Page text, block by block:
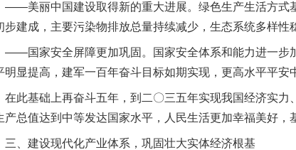
丽中国建设取得新的重大进展。绿色生产生活方式
步建成，主要污染物排放总量持续减少，生态系统多样性
家安全屏障更加巩固。国家安全体系和能力进一步加
明显提高，建军一百年奋斗目标如期实现，更高水平平安
基础上再奋斗五年，到二〇三五年实现我国经济实力
产总值达到中等发达国家水平，人民生活更加幸福美好，
建设现代化产业体系，巩固壮大实体经济根基